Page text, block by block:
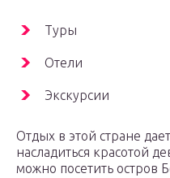
Туры
Отели
Экскурсии
Отдых в этой стране
насладиться красотой
можно посетить остров